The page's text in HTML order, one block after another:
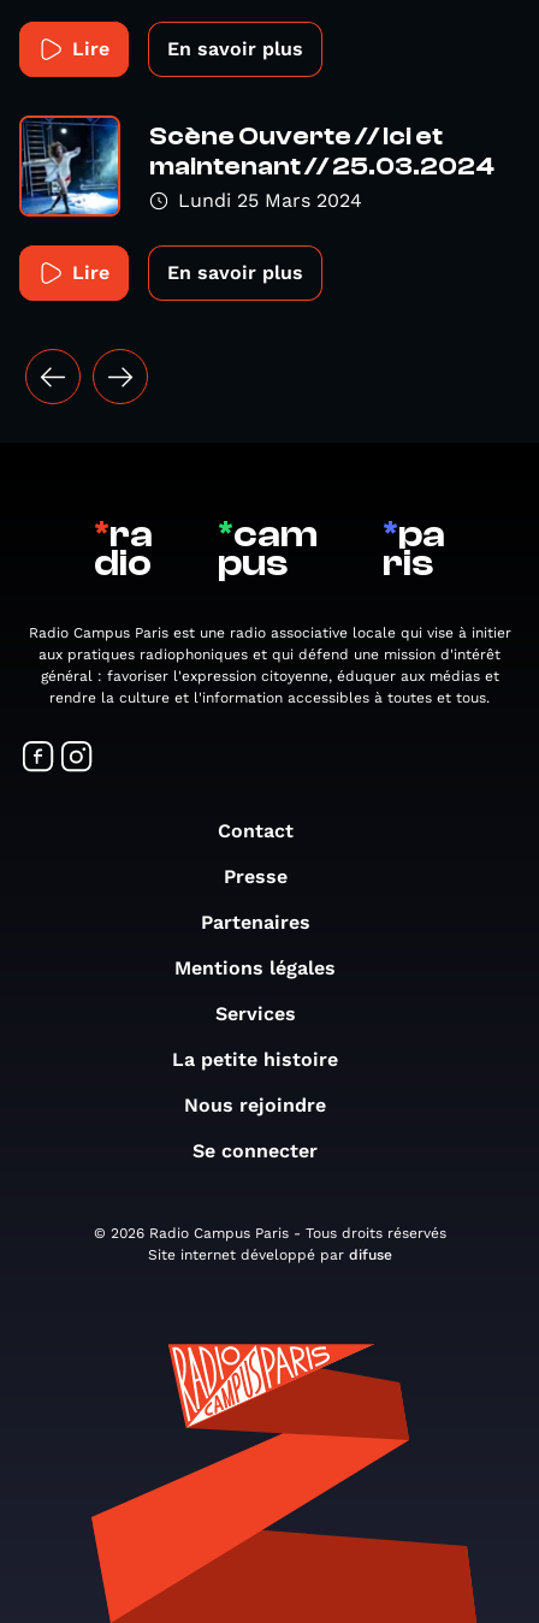
Lire En savoir plus
Scène Ouverte // Ici et
maintenant // 25.03.2024
Lundi 25 Mars 2024
Lire En savoir plus
*ra
dio
*cam
pus
*pa
ris
Radio Campus Paris est une radio associative locale qui vise à initier
aux pratiques radiophoniques et qui défend une mission d'intérêt
général : favoriser l'expression citoyenne, éduquer aux médias et
rendre la culture et l'information accessibles à toutes et tous.
Contact
Presse
Partenaires
Mentions légales
Services
La petite histoire
Nous rejoindre
Se connecter
© 2026 Radio Campus Paris - Tous droits réservés
Site internet développé par difuse